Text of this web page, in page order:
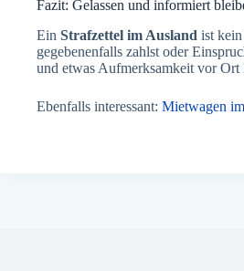
Fazit: Gelassen und informiert
Ein Strafzettel im Ausland ist
gegebenenfalls zahlst oder
und etwas Aufmerksamkeit vor Ort
Ebenfalls interessant: Mietwagen